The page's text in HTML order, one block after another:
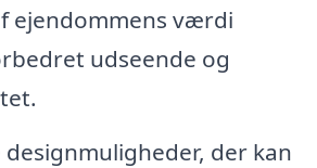
ejendommens værdi
udseende og
designmuligheder, der kan